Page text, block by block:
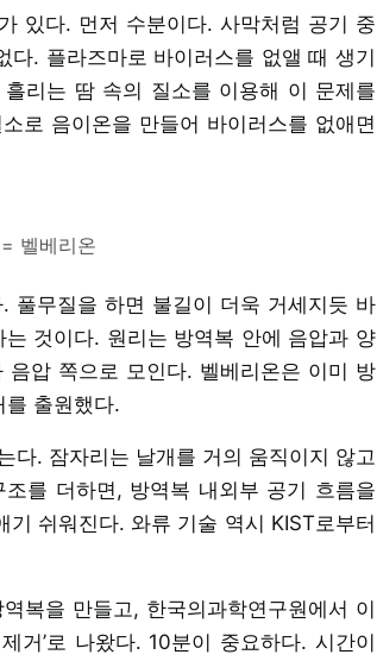
있다. 먼저 수분이다. 사막처럼 공기 중
. 플라즈마로 바이러스를 없앨 때 생기
리는 땀 속의 질소를 이용해 이 문제를
로 음이온을 만들어 바이러스를 없애면
벨베리온
풀무질을 하면 불길이 더욱 거세지듯 바
것이다. 원리는 방역복 안에 음압과 양
압 쪽으로 모인다. 벨베리온은 이미 방
출원했다.
다. 잠자리는 날개를 거의 움직이지 않고
조를 더하면, 방역복 내외부 공기 흐름을
쉬워진다. 와류 기술 역시 KIST로부터
복을 만들고, 한국의과학연구원에서 이
거’로 나왔다. 10분이 중요하다. 시간이